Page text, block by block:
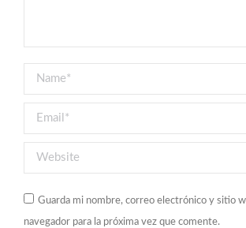
Name *
Email *
Website
Guarda mi nombre, correo electrónico y sitio
navegador para la próxima vez que comente.